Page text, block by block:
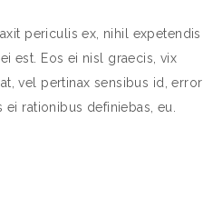
periculis ex, nihil expetendis
est. Eos ei nisl graecis, vix
vel pertinax sensibus id, error
rationibus definiebas, eu.